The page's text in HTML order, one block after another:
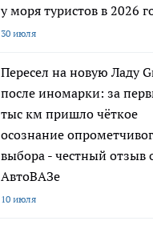
у моря туристов в 2026
30 июля
Пересел на новую Ладу
после иномарки: за
тыс км пришло чёткое
осознание
выбора - честный отзыв
АвтоВАЗе
10 июля